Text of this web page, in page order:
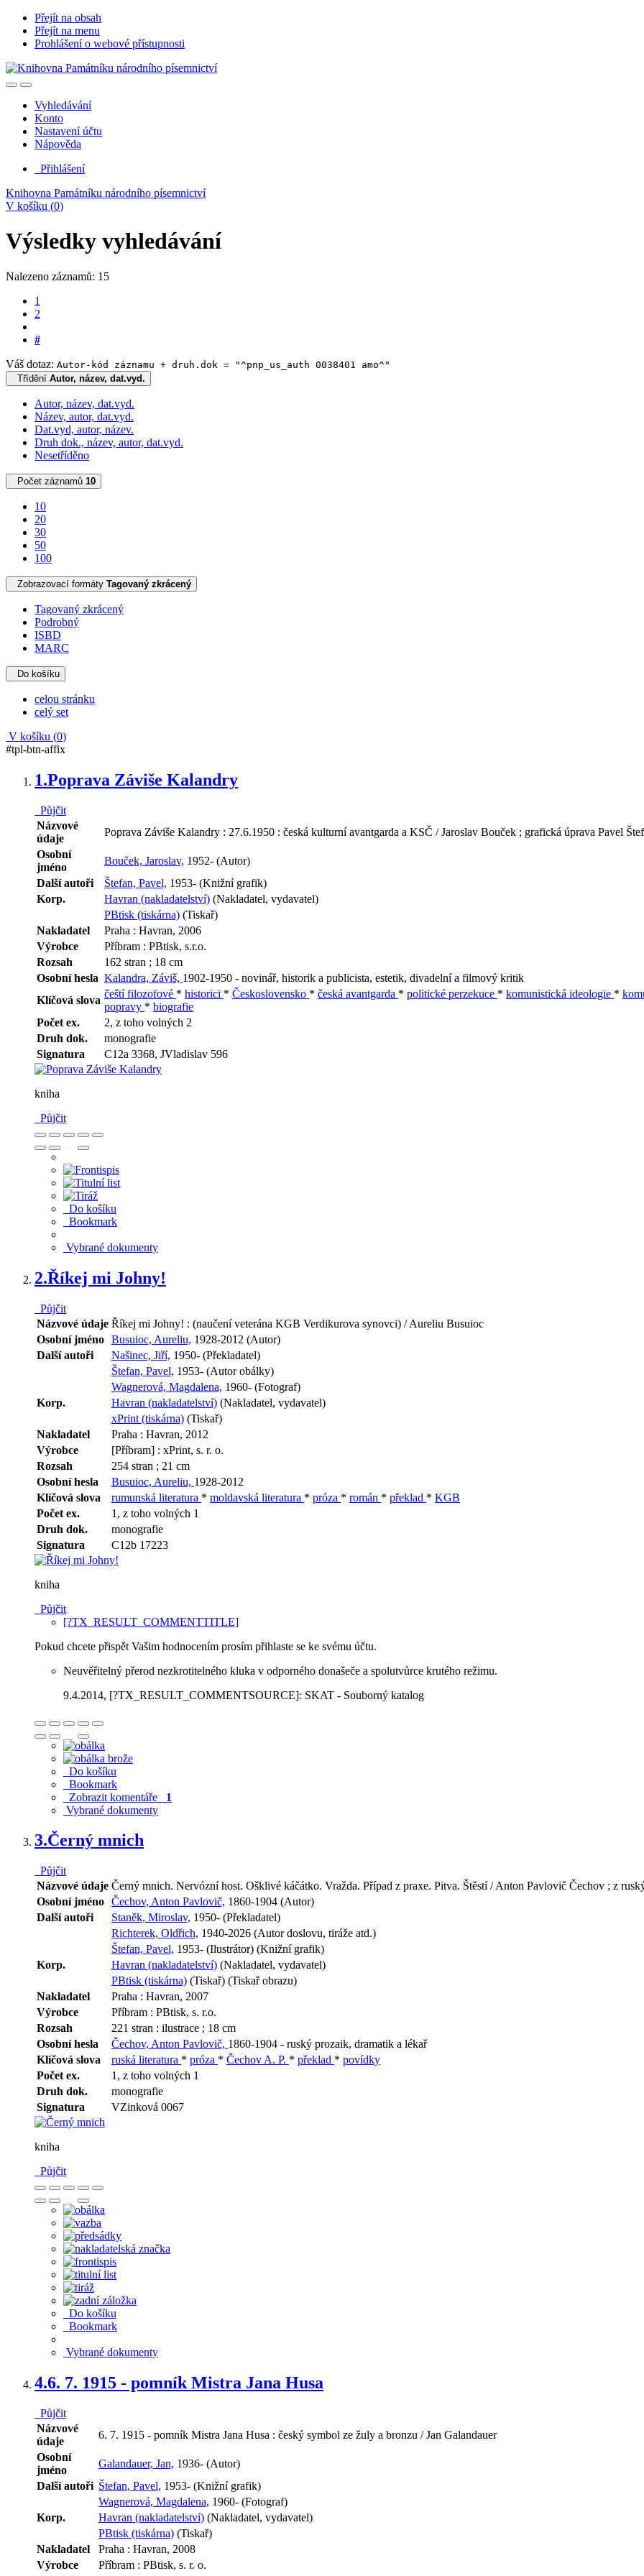
Přejít na obsah
Přejít na menu
Prohlášení o webové přístupnosti
Vyhledávání
Konto
Nastavení účtu
Nápověda
Přihlášení
Knihovna Památníku národního písemnictví
V košíku (0)
Výsledky vyhledávání
Nalezeno záznamů: 15
1
2
#
Váš dotaz: Autor-kód záznamu + druh.dok = "^pnp_us_auth 0038401 amo^"
Třídění Autor, název, dat.vyd.
Autor, název, dat.vyd.
Název, autor, dat.vyd.
Dat.vyd, autor, název.
Druh dok., název, autor, dat.vyd.
Nesetříděno
Počet záznamů 10
10
20
30
50
100
Zobrazovací formáty Tagovaný zkrácený
Tagovaný zkrácený
Podrobný
ISBD
MARC
Do košíku
celou stránku
celý set
V košíku (0)
#tpl-btn-affix
1.Poprava Záviše Kalandry
Půjčit
Názvové
údaje
Poprava Záviše Kalandry : 27.6.1950 : česká kulturní avantgarda a KSČ / Jaroslav Bouček ; grafická úprava Pavel
Osobní
jméno
Bouček, Jaroslav, 1952- (Autor)
Další autoři
Štefan, Pavel, 1953- (Knižní grafik)
Korp.
Havran (nakladatelství) (Nakladatel, vydavatel)
PBtisk (tiskárna) (Tiskař)
Nakladatel
Praha : Havran, 2006
Výrobce
Příbram : PBtisk, s.r.o.
Rozsah
162 stran ; 18 cm
Osobní hesla Kalandra, Záviš, 1902-1950 - novinář, historik a publicista, estetik, divadelní a filmový kritik
Klíčová slova
čeští filozofové * historici * Československo * česká avantgarda * politické perzekuce * komunistická ideologie *
popravy * biografie
Počet ex.
2, z toho volných 2
Druh dok.
monografie
Signatura
C12a 3368, JVladislav 596
kniha
Půjčit
Do košíku
Bookmark
Vybrané dokumenty
2.Říkej mi Johny!
Půjčit
Názvové údaje Říkej mi Johny! : (naučení veterána KGB Verdikurova synovci) / Aureliu Busuioc
Osobní jméno Busuioc, Aureliu, 1928-2012 (Autor)
Další autoři
Našinec, Jiří, 1950- (Překladatel)
Štefan, Pavel, 1953- (Autor obálky)
Wagnerová, Magdalena, 1960- (Fotograf)
Korp.
Havran (nakladatelství) (Nakladatel, vydavatel)
xPrint (tiskárna) (Tiskař)
Nakladatel
Praha : Havran, 2012
Výrobce
[Příbram] : xPrint, s. r. o.
Rozsah
254 stran ; 21 cm
Osobní hesla
Busuioc, Aureliu, 1928-2012
Klíčová slova
rumunská literatura * moldavská literatura * próza * román * překlad * KGB
Počet ex.
1, z toho volných 1
Druh dok.
monografie
Signatura
C12b 17223
kniha
Půjčit
[?TX_RESULT_COMMENTTITLE]
Pokud chcete přispět Vašim hodnocením prosím přihlaste se ke svému účtu.
Neuvěřitelný přerod nezkrotitelného kluka v odporného donašeče a spolutvůrce krutého režimu.
9.4.2014, [?TX_RESULT_COMMENTSOURCE]: SKAT - Souborný katalog
Do košíku
Bookmark
Zobrazit komentáře 1
Vybrané dokumenty
3.Černý mnich
Půjčit
Názvové údaje Černý mnich. Nervózní host. Ošklivé káčátko. Vražda. Případ z praxe. Pitva. Štěstí / Anton Pavlovič Čechov ; z
Osobní jméno Čechov, Anton Pavlovič, 1860-1904 (Autor)
Další autoři
Staněk, Miroslav, 1950- (Překladatel)
Richterek, Oldřich, 1940-2026 (Autor doslovu, tiráže atd.)
Štefan, Pavel, 1953- (Ilustrátor) (Knižní grafik)
Korp.
Havran (nakladatelství) (Nakladatel, vydavatel)
PBtisk (tiskárna) (Tiskař) (Tiskař obrazu)
Nakladatel
Praha : Havran, 2007
Výrobce
Příbram : PBtisk, s. r.o.
Rozsah
221 stran : ilustrace ; 18 cm
Osobní hesla
Čechov, Anton Pavlovič, 1860-1904 - ruský prozaik, dramatik a lékař
Klíčová slova
ruská literatura * próza * Čechov A. P. * překlad * povídky
Počet ex.
1, z toho volných 1
Druh dok.
monografie
Signatura
VZinková 0067
kniha
Půjčit
Do košíku
Bookmark
Vybrané dokumenty
4.6. 7. 1915 - pomník Mistra Jana Husa
Půjčit
Názvové
údaje
6. 7. 1915 - pomník Mistra Jana Husa : český symbol ze žuly a bronzu / Jan Galandauer
Osobní
jméno
Galandauer, Jan, 1936- (Autor)
Další autoři Štefan, Pavel, 1953- (Knižní grafik)
Wagnerová, Magdalena, 1960- (Fotograf)
Korp.
Havran (nakladatelství) (Nakladatel, vydavatel)
PBtisk (tiskárna) (Tiskař)
Nakladatel
Praha : Havran, 2008
Výrobce
Příbram : PBtisk, s. r. o.